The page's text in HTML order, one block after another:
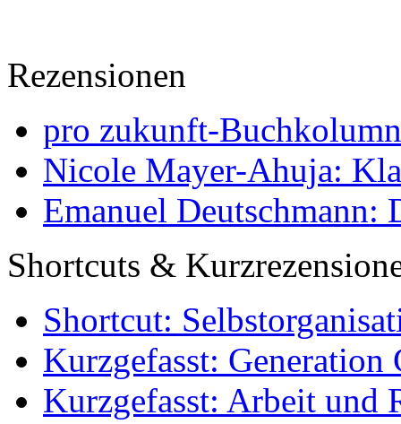
Rezensionen
pro zukunft-
Nicole Mayer-Ahuja:
Emanuel Deutschmann:
Shortcuts &
Shortcut:
Kurzgefasst: Generation
Kurzgefasst: Arbeit und